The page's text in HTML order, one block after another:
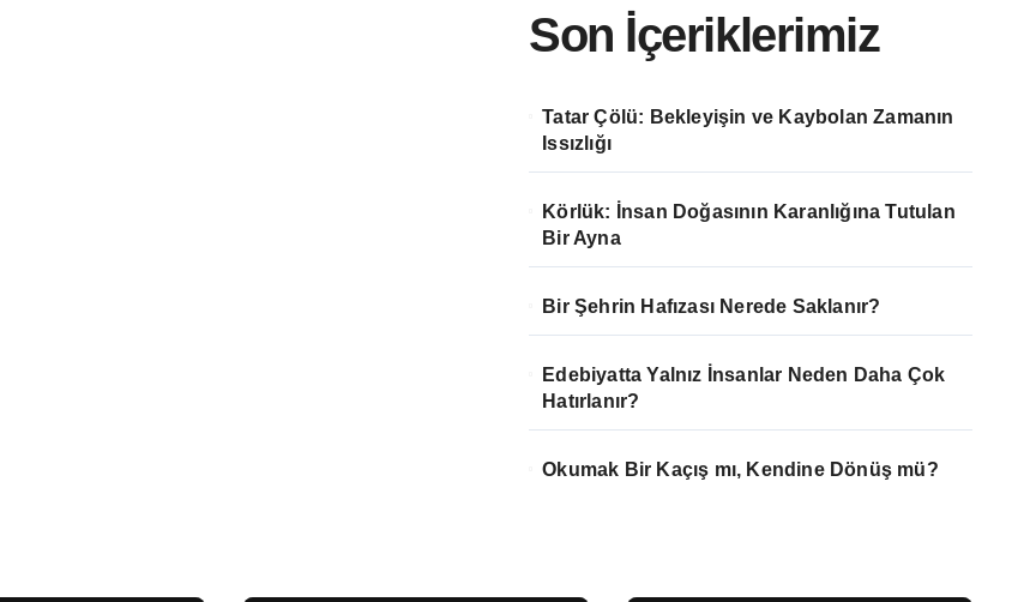
Son İçeriklerimiz
Tatar Çölü: Bekleyişin ve Kaybolan Zamanın
Issızlığı
Körlük: İnsan Doğasının Karanlığına Tutulan
Bir Ayna
Bir Şehrin Hafızası Nerede Saklanır?
Edebiyatta Yalnız İnsanlar Neden Daha Çok
Hatırlanır?
Okumak Bir Kaçış mı, Kendine Dönüş mü?